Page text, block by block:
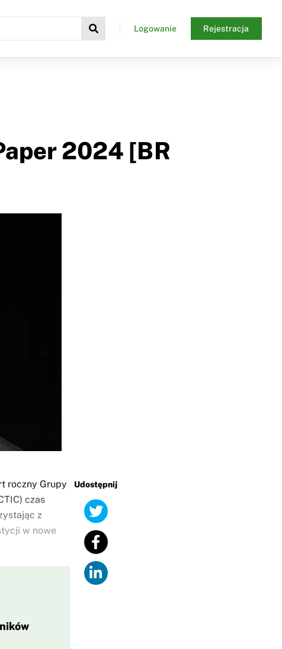
Logowanie Rejestracja
2024 [BR
Udostępnij
roczny Grupy
czas
z
w nowe